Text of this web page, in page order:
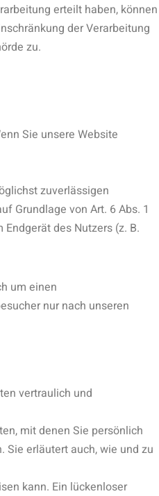
erteilt haben, können
der Verarbeitung
zu.
Sie unsere Website
zuverlässigen
Grundlage von Art. 6 Abs. 1
des Nutzers (z. B.
um einen
nur nach unseren
vertraulich und
mit denen Sie persönlich
erläutert auch, wie und zu
kann. Ein lückenloser